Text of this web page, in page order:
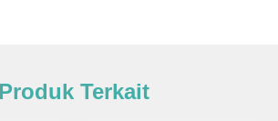
Produk Terkait